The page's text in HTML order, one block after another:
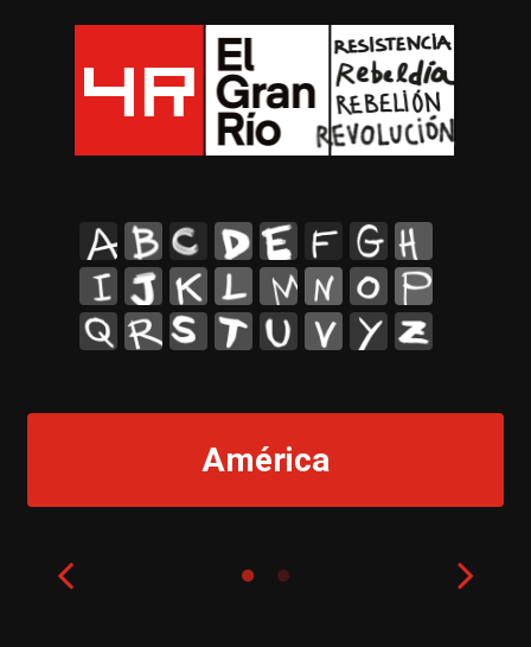
A B C D E F G
H
I
J K L M N O
P
América